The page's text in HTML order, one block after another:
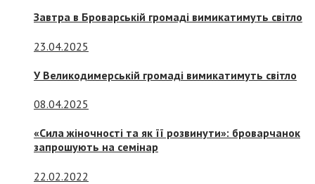
Завтра в Броварській громаді вимикатимуть світло
23.04.2025
У Великодимерській громаді вимикатимуть світло
08.04.2025
«Сила жіночності та як її розвинути»: броварчанок
запрошують на семінар
22.02.2022